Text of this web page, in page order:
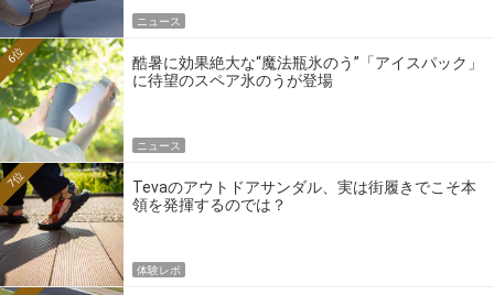
ニュース
酷暑に効果絶大な“魔法瓶氷のう”「アイスパック」
に待望のスペア氷のうが登場
6位
ニュース
Tevaのアウトドアサンダル、実は街履きでこそ本
領を発揮するのでは？
7位
体験レポ